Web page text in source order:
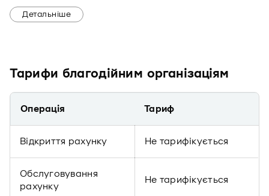
Детальніше
Тарифи благодійним організаціям
Операція Тариф
Відкриття рахунку Не тарифікується
Обслуговування
рахунку
Не тарифікується